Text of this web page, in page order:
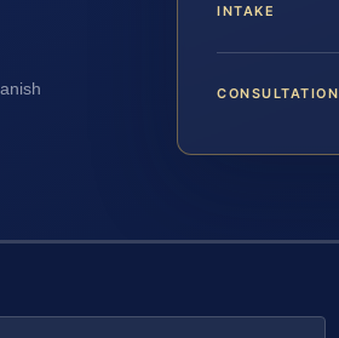
INTAKE
CONSULTATION